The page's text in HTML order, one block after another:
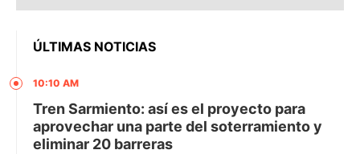
ÚLTIMAS NOTICIAS
10:10 AM
Tren Sarmiento: así es el proyecto para
aprovechar una parte del soterramiento y
eliminar 20 barreras